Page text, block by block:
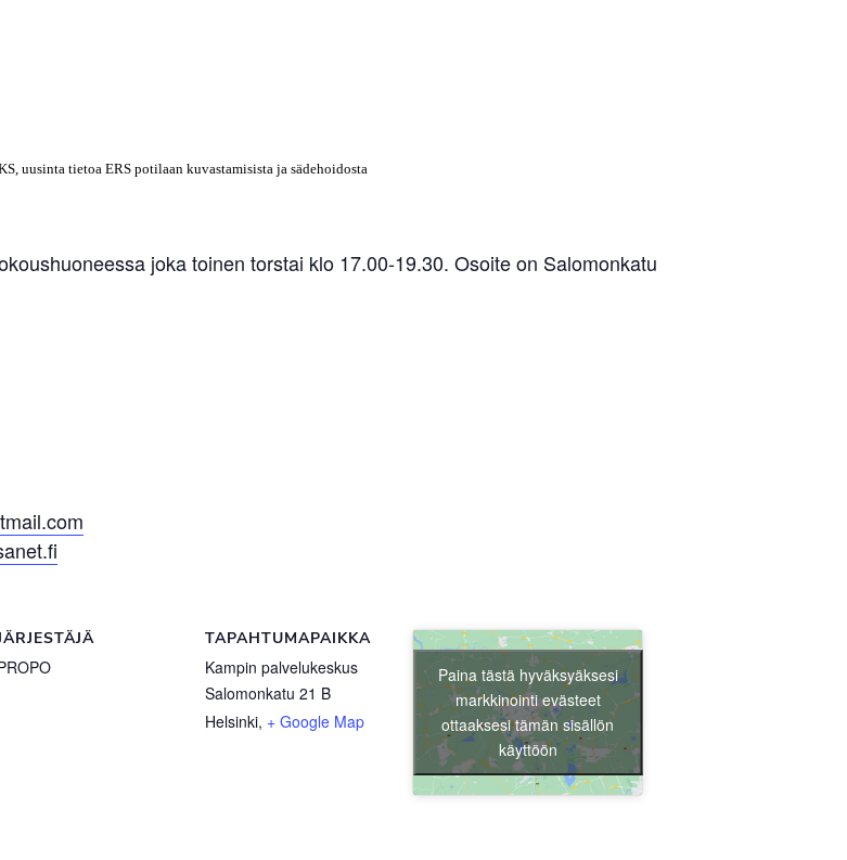
uusinta tietoa ERS potilaan kuvastamisista ja sädehoidosta
joka toinen torstai klo 17.00-19.30. Osoite on Salomonkatu
TAPAHTUMAPAIKKA
Kampin palvelukeskus
Salomonkatu 21 B
Helsinki, + Google Map
Paina tästä hyväksyäksesi
markkinointi evästeet
ottaaksesi tämän sisällön
käyttöön